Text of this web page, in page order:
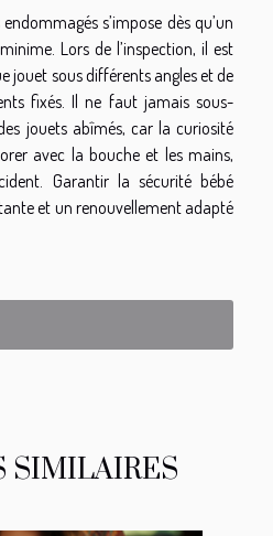
s’impose dès qu’un
Lors de l’inspection, il est
jouet sous différents angles et de
fixés. Il ne faut jamais sous-
jouets abîmés, car la curiosité
avec la bouche et les mains,
Garantir la sécurité bébé
et un renouvellement adapté
SIMILAIRES